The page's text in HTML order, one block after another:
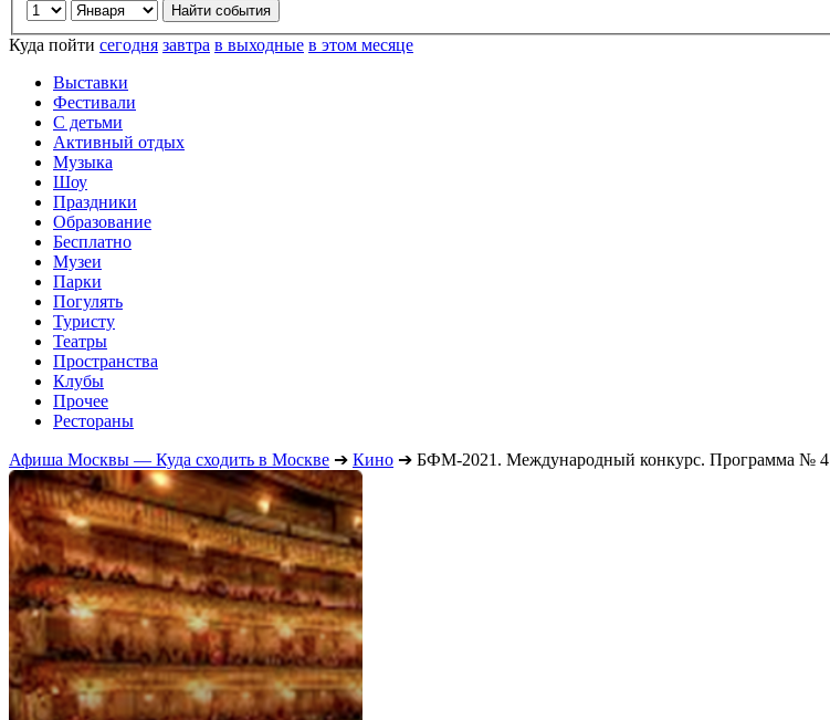
Куда пойти сегодня завтра в выходные в этом месяце
Выставки
Фестивали
С детьми
Активный отдых
Музыка
Шоу
Праздники
Образование
Бесплатно
Музеи
Парки
Погулять
Туристу
Театры
Пространства
Клубы
Прочее
Рестораны
Афиша Москвы — Куда сходить в Москве ➔ Кино ➔ БФМ-2021. Международный конкурс. Программа № 4